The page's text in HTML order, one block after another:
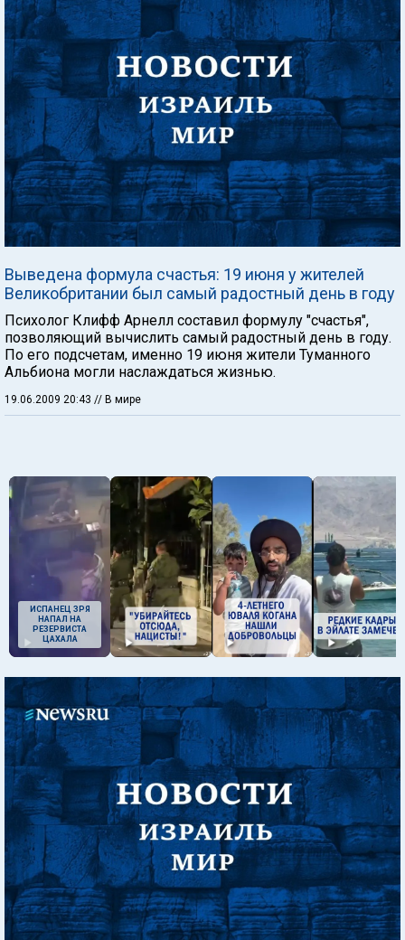
Выведена формула счастья: 19 июня у жителей
Великобритании был самый радостный день в году
Психолог Клифф Арнелл составил формулу "счастья",
позволяющий вычислить самый радостный день в году.
По его подсчетам, именно 19 июня жители Туманного
Альбиона могли наслаждаться жизнью.
19.06.2009 20:43 // В мире
ИСПАНЕЦ ЗРЯ
НАПАЛ НА
РЕЗЕРВИСТА
ЦАХАЛА